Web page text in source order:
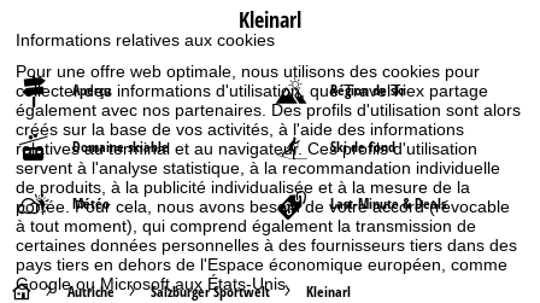
Informations relatives aux cookies
Pour une offre web optimale, nous utilisons des cookies pour
collecter des informations d'utilisation, que TravelTrex partage
également avec nos partenaires. Des profils d'utilisation sont alors
créés sur la base de vos activités, à l'aide des informations
relatives au terminal et au navigateur. Ces profils d'utilisation
servent à l'analyse statistique, à la recommandation individuelle
de produits, à la publicité individualisée et à la mesure de la
portée. Pour cela, nous avons besoin de votre accord (révocable
à tout moment), qui comprend également la transmission de
certaines données personnelles à des fournisseurs tiers dans des
pays tiers en dehors de l'Espace économique européen, comme
Google ou Microsoft aux États-Unis.
Kleinarl
Aperçu Région de ski
Domaine skiable Ski de fond
Météo Last-Minute & Deals
P Autriche Salzburger Sportwelt Kleinarl